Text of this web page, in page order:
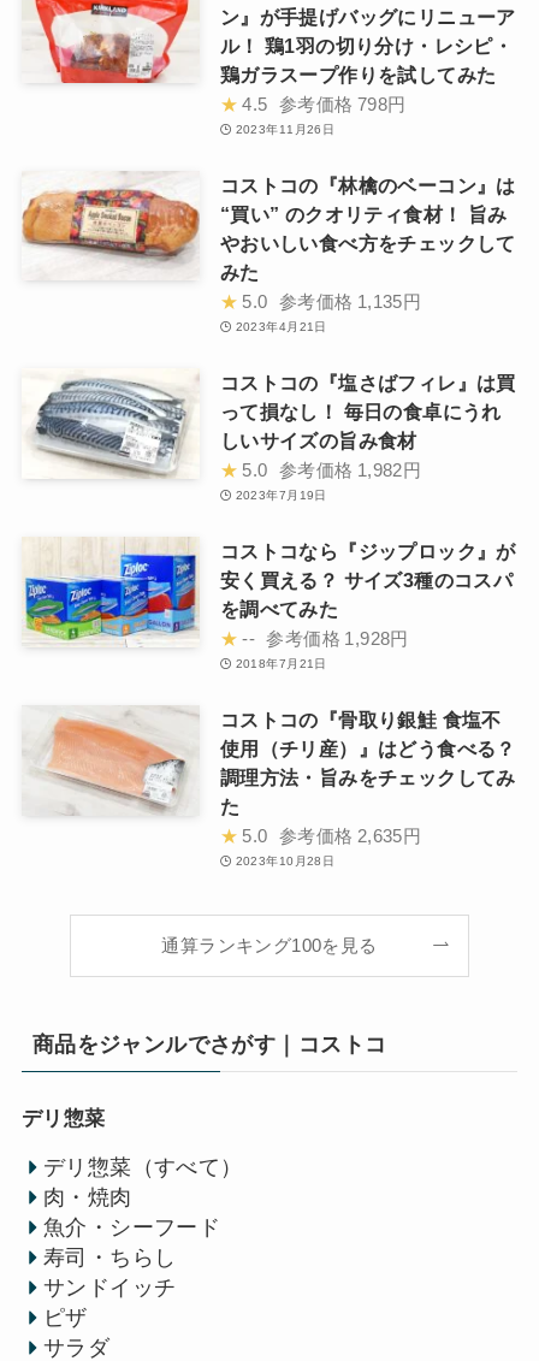
ン』が手提げバッグにリニューア
ル！ 鶏1羽の切り分け・レシピ・
鶏ガラスープ作りを試してみた
★ 4.5 参考価格 798円
2023年11月26日
コストコの『林檎のベーコン』は
“買い” のクオリティ食材！ 旨み
やおいしい食べ方をチェックして
みた
★ 5.0 参考価格 1,135円
2023年4月21日
コストコの『塩さばフィレ』は買
って損なし！ 毎日の食卓にうれ
しいサイズの旨み食材
★ 5.0 参考価格 1,982円
2023年7月19日
コストコなら『ジップロック』が
安く買える？ サイズ3種のコスパ
を調べてみた
★ -- 参考価格 1,928円
2018年7月21日
コストコの『骨取り銀鮭 食塩不
使用（チリ産）』はどう食べる？
調理方法・旨みをチェックしてみ
た
★ 5.0 参考価格 2,635円
2023年10月28日
通算ランキング100を見る
商品をジャンルでさがす｜コストコ
デリ惣菜
デリ惣菜（すべて）
肉・焼肉
魚介・シーフード
寿司・ちらし
サンドイッチ
ピザ
サラダ